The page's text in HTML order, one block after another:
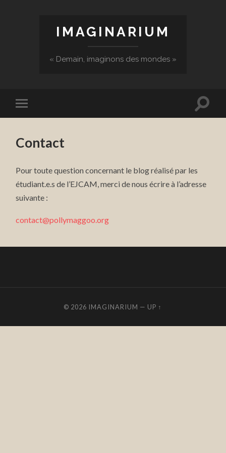
IMAGINARIUM
« Demain, imaginons des mondes »
Contact
Pour toute question concernant le blog réalisé par les
étudiant.e.s de l’EJCAM, merci de nous écrire à l’adresse
suivante :
contact@pollymaggoo.org
© 2026 IMAGINARIUM — UP ↑